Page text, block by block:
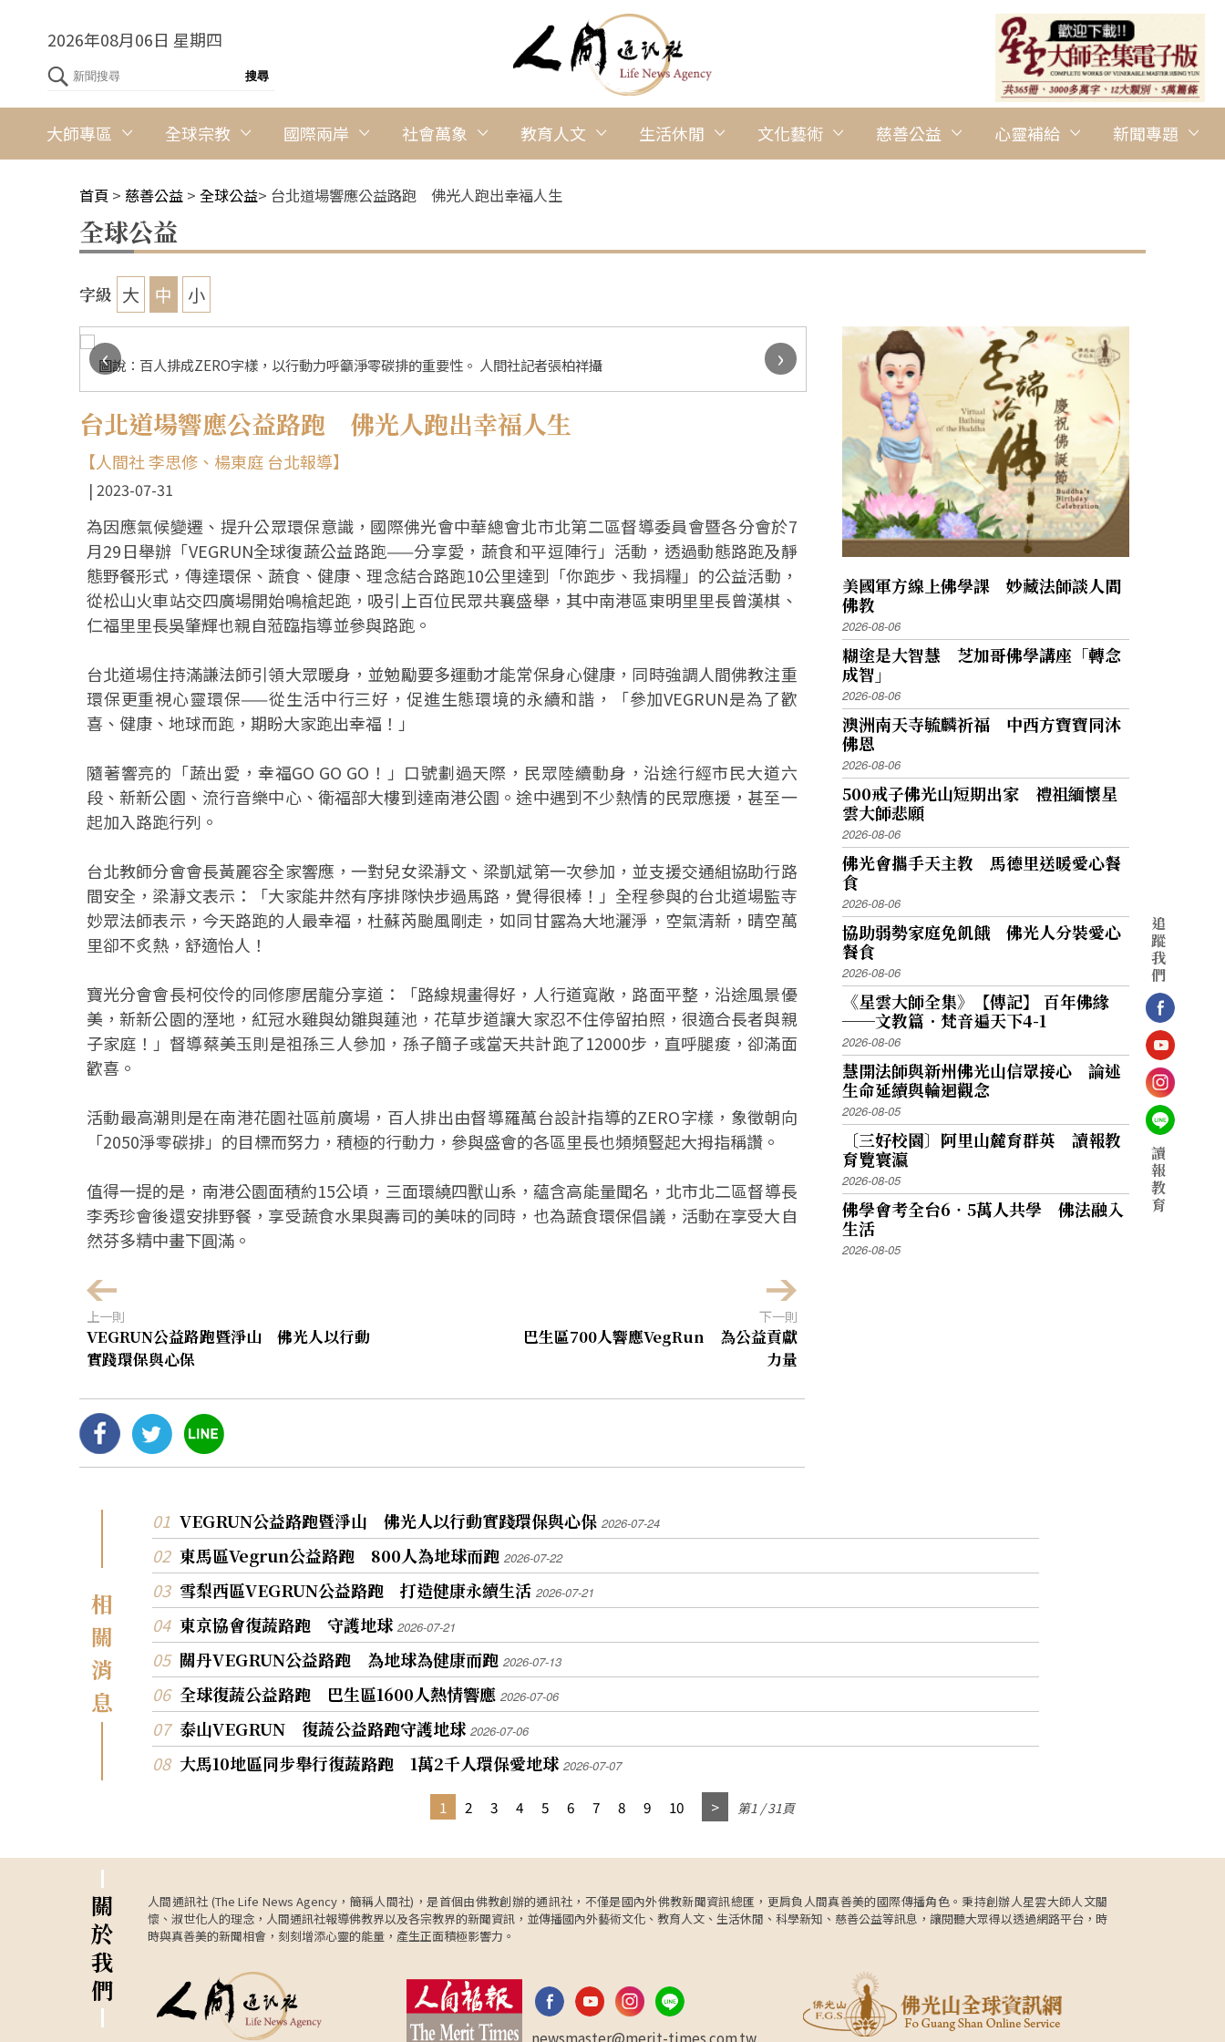
2026年08月06日 星期四
大師專區 全球宗教 國際兩岸 社會萬象 教育人文 生活休閒 文化藝術 慈善公益 心靈補給 新聞專題
首頁 > 慈善公益 > 全球公益> 台北道場響應公益路跑 佛光人跑出幸福人生
全球公益
字級 大 中 小
圖說：百人排成ZERO字樣，以行動力呼籲淨零碳排的重要性。 人間社記者張柏祥攝 圖說：台北道場住持滿謙法師（前排中）與眾歡喜合影。 人間社
‹
›
台北道場響應公益路跑 佛光人跑出幸福人生
【人間社 李思修、楊東庭 台北報導】
2023-07-31
為因應氣候變遷、提升公眾環保意識，國際佛光會中華總會北市北第二區督導委員會暨各分會於7
月29日舉辦「VEGRUN全球復蔬公益路跑——分享愛，蔬食和平逗陣行」活動，透過動態路跑及靜
態野餐形式，傳達環保、蔬食、健康、理念結合路跑10公里達到「你跑步、我捐糧」的公益活動，
從松山火車站交四廣場開始鳴槍起跑，吸引上百位民眾共襄盛舉，其中南港區東明里里長曾漢棋、
仁福里里長吳肇輝也親自蒞臨指導並參與路跑。
台北道場住持滿謙法師引領大眾暖身，並勉勵要多運動才能常保身心健康，同時強調人間佛教注重
環保更重視心靈環保——從生活中行三好，促進生態環境的永續和諧，「參加VEGRUN是為了歡
喜、健康、地球而跑，期盼大家跑出幸福！」
隨著響亮的「蔬出愛，幸福GO GO GO！」口號劃過天際，民眾陸續動身，沿途行經市民大道六
段、新新公園、流行音樂中心、衛福部大樓到達南港公園。途中遇到不少熱情的民眾應援，甚至一
起加入路跑行列。
台北教師分會會長黃麗容全家響應，一對兒女梁瀞文、梁凱斌第一次參加，並支援交通組協助行路
間安全，梁瀞文表示：「大家能井然有序排隊快步過馬路，覺得很棒！」全程參與的台北道場監寺
妙眾法師表示，今天路跑的人最幸福，杜蘇芮颱風剛走，如同甘露為大地灑淨，空氣清新，晴空萬
里卻不炙熱，舒適怡人！
寶光分會會長柯佼伶的同修廖居龍分享道：「路線規畫得好，人行道寬敞，路面平整，沿途風景優
美，新新公園的溼地，紅冠水雞與幼雛與蓮池，花草步道讓大家忍不住停留拍照，很適合長者與親
子家庭！」督導蔡美玉則是祖孫三人參加，孫子簡子彧當天共計跑了12000步，直呼腿痠，卻滿面
歡喜。
活動最高潮則是在南港花園社區前廣場，百人排出由督導羅萬台設計指導的ZERO字樣，象徵朝向
「2050淨零碳排」的目標而努力，積極的行動力，參與盛會的各區里長也頻頻豎起大拇指稱讚。
值得一提的是，南港公園面積約15公頃，三面環繞四獸山系，蘊含高能量聞名，北市北二區督導長
李秀珍會後還安排野餐，享受蔬食水果與壽司的美味的同時，也為蔬食環保倡議，活動在享受大自
然芬多精中畫下圓滿。
上一則
VEGRUN公益路跑暨淨山 佛光人以行動
實踐環保與心保
下一則
巴生區700人響應VegRun 為公益貢獻
力量
美國軍方線上佛學課 妙藏法師談人間
佛教
2026-08-06
糊塗是大智慧 芝加哥佛學講座「轉念
成智」
2026-08-06
澳洲南天寺毓麟祈福 中西方寶寶同沐
佛恩
2026-08-06
500戒子佛光山短期出家 禮祖緬懷星
雲大師悲願
2026-08-06
佛光會攜手天主教 馬德里送暖愛心餐
食
2026-08-06
協助弱勢家庭免飢餓 佛光人分裝愛心
餐食
2026-08-06
《星雲大師全集》【傳記】 百年佛緣
──文教篇．梵音遍天下4-1
2026-08-06
慧開法師與新州佛光山信眾接心 論述
生命延續與輪迴觀念
2026-08-05
〔三好校園〕阿里山麓育群英 讀報教
育覽寰瀛
2026-08-05
佛學會考全台6‧5萬人共學 佛法融入
生活
2026-08-05
相
關
消
息
VEGRUN公益路跑暨淨山 佛光人以行動實踐環保與心保 2026-07-24
東馬區Vegrun公益路跑 800人為地球而跑 2026-07-22
雪梨西區VEGRUN公益路跑 打造健康永續生活 2026-07-21
東京協會復蔬路跑 守護地球 2026-07-21
關丹VEGRUN公益路跑 為地球為健康而跑 2026-07-13
全球復蔬公益路跑 巴生區1600人熱情響應 2026-07-06
泰山VEGRUN 復蔬公益路跑守護地球 2026-07-06
大馬10地區同步舉行復蔬路跑 1萬2千人環保愛地球 2026-07-07
1 2 3 4 5 6 7 8 9 10 第1 / 31頁
關
於
我
們
人間通訊社 (The Life News Agency，簡稱人間社)，是首個由佛教創辦的通訊社，不僅是國內外佛教新聞資訊總匯，更肩負人間真善美的國際傳播角色。秉持創辦人星雲大師人文關
懷、淑世化人的理念，人間通訊社報導佛教界以及各宗教界的新聞資訊，並傳播國內外藝術文化、教育人文、生活休閒、科學新知、慈善公益等訊息，讓閱聽大眾得以透過網路平台，時
時與真善美的新聞相會，刻刻增添心靈的能量，產生正面積極影響力。
newsmaster@merit-times.com.tw
追
蹤
我
們
讀
報
教
育